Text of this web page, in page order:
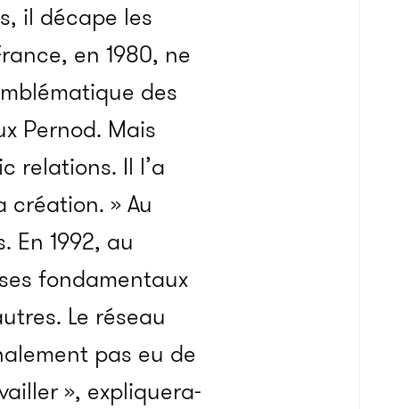
il décape les
en 1980, ne
des
Pernod. Mais
relations. Il l’a
création. » Au
1992, au
fondamentaux
Le réseau
pas eu de
», expliquera-